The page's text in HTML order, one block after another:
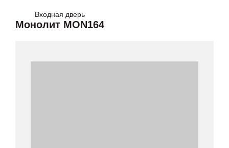
Входная дверь
Монолит MON164